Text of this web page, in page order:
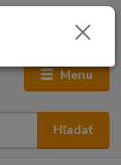
Menu
Hľadať
0,00 €